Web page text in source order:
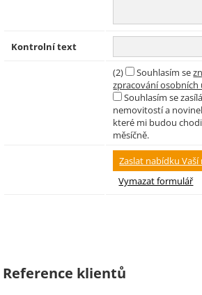
Kontrolní text
(2) Souhlasím se
zpracování osobních
Souhlasím se
nemovitostí a
které mi budou
měsíčně.
Reference klientů